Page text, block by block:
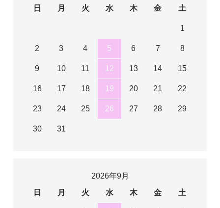
日
月 火 水 木 金 土
1
2 3 4 5 6 7 8
9 10 11 12 13 14 15
16 17 18 19 20 21 22
23 24 25 26 27 28 29
30 31
2026年9月
日
月 火 水 木 金 土